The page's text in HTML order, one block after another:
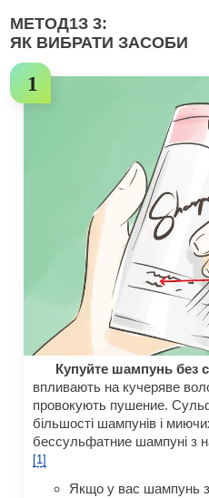
МЕТОД1З 3:
ЯК ВИБРАТИ ЗАСОБИ
Купуйте шампунь без
впливають на кучеряве
провокують пушение.
більшості шампунів і
бессульфатние шампуні з
[1]
Якщо у вас шампунь